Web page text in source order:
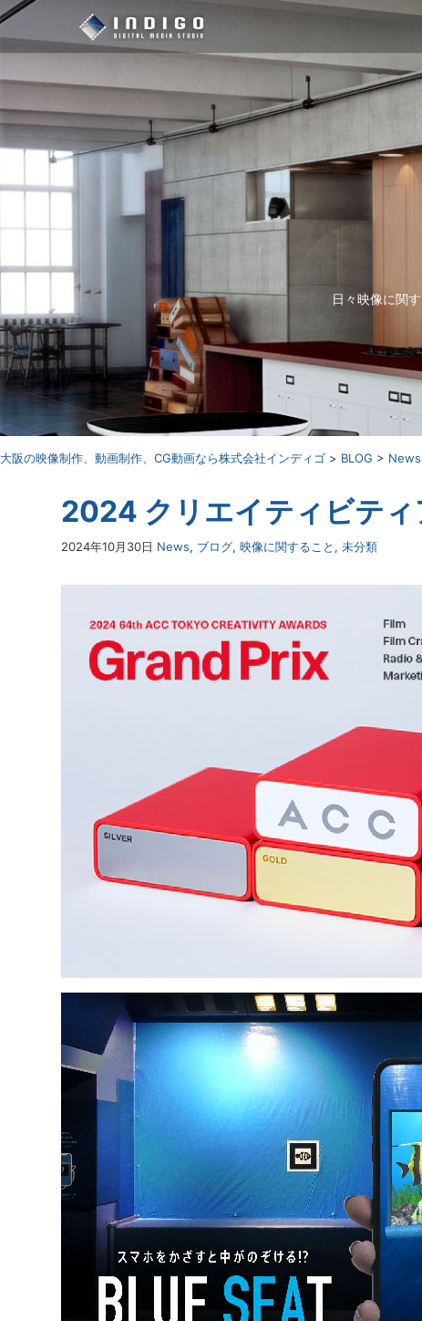
日々映像に関
⼤阪の映像制作、動画制作、CG動画なら株式会社インディゴ > BLOG > News
2024 クリエイティビテ
2024年10月30日 News, ブログ, 映像に関すること , 未分類